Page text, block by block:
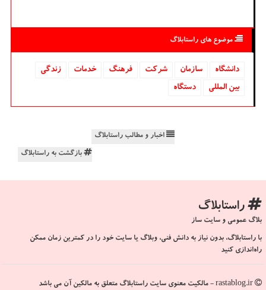
موضوع های راستابلاگ
دانشگاه‌ سازمان شركت فرهنگ خدمات
زندگی
بین المللی
دستگاه
اخبار و مطالب راستابلاگ
بازگشت به راستابلاگ
راستابلاگ
بلاگ عمومی و سایت ساز
با راستابلاگ، بدون نیاز به دانش فنی، وبلاگ یا سایت خود را در کمترین زمان ممکن
راه‌اندازی کنید